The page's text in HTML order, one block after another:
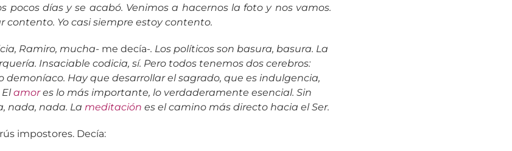
pocos días y se acabó. Venimos a hacernos la foto y nos vamos.
contento. Yo casi siempre estoy contento.
Ramiro, mucha- me decía-. Los políticos son basura, basura. La
Insaciable codicia, sí. Pero todos tenemos dos cerebros:
demoníaco. Hay que desarrollar el sagrado, que es indulgencia,
Elamores lo más importante, lo verdaderamente esencial. Sin
nada, nada. Lameditación es el camino más directo hacia el Ser.
impostores. Decía: